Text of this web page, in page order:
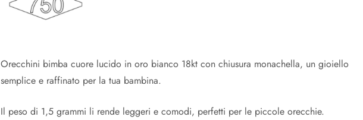
Orecchini bimba cuore lucido in oro bianco 18kt con chiusura monachella, un gioiello
semplice e raffinato per la tua bambina.
Il peso di 1,5 grammi li rende leggeri e comodi, perfetti per le piccole orecchie.